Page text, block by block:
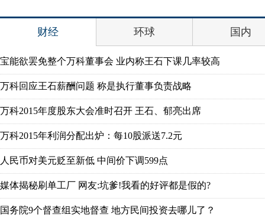
财经 环球 国内
宝能欲罢免整个万科董事会 业内称王石下课几率较高
万科回应王石薪酬问题 称是执行董事负责战略
万科2015年度股东大会准时召开 王石、郁亮出席
万科2015年利润分配出炉：每10股派送7.2元
人民币对美元贬至新低 中间价下调599点
媒体揭秘刷单工厂 网友:坑爹!我看的好评都是假的?
国务院9个督查组实地督查 地方民间投资去哪儿了？